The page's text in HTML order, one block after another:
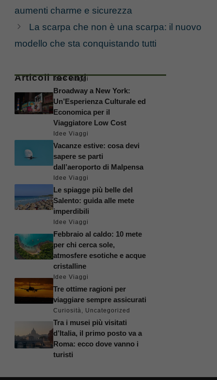
aumenti charme e sicurezza
La scarpa che non è una scarpa: il nuovo
modello che sta conquistando tutti
Articoli recenti
Idee Viaggi
Broadway a New York:
Un’Esperienza Culturale ed
Economica per il
Viaggiatore Low Cost
Idee Viaggi
Vacanze estive: cosa devi
sapere se parti
dall’aeroporto di Malpensa
Idee Viaggi
Le spiagge più belle del
Salento: guida alle mete
imperdibili
Idee Viaggi
Febbraio al caldo: 10 mete
per chi cerca sole,
atmosfere esotiche e acque
cristalline
Idee Viaggi
Tre ottime ragioni per
viaggiare sempre assicurati
Curiosità, Uncategorized
Tra i musei più visitati
d’Italia, il primo posto va a
Roma: ecco dove vanno i
turisti